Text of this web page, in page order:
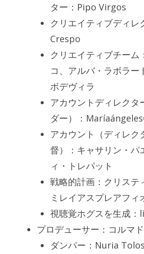
ター：Pipo Virgos
クリエイティブディレ
Crespo
クリエイティブチーム
コ、アルバ・ラボラー
ボデヴィラ
アカウントディレクタ
ダー）：
アカウント（ディレク
督）：キャサリン・パ
ィ・トレパット
戦略的計画：クリステ
ミレイアスプレアフィ
視聴覚ホグスを生成
プロデューサー：コルマド
ダンパー：Nuria Tolos